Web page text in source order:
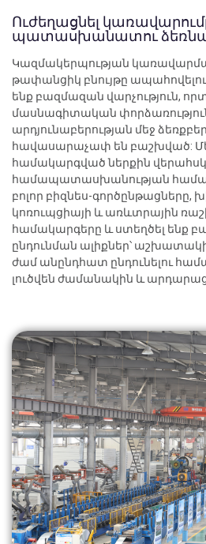
Ուժեղացնել
պատասխանատու
Կազմակերպության
թափանցիկ բնույթը
ենք բազմազան վարչություն,
մասնագիտական
արդյունաբերության մեջ
հավասարաչափ են բաշխված:
համակարգված ներքին
համապատասխանության
բոլոր բիզնես-գործընթացները,
կոռուպցիայի և առևտրային
համակարգերը և ստեղծել ենք
ընդունման ալիքներ՝
ժամ անընդհատ ընդունելու
լուծվեն ժամանակին և